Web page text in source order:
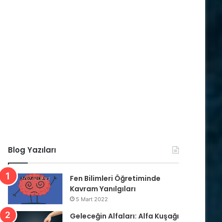
Blog Yazıları
Fen Bilimleri Öğretiminde
Kavram Yanılgıları
5 Mart 2022
Geleceğin Alfaları: Alfa Kuşağı